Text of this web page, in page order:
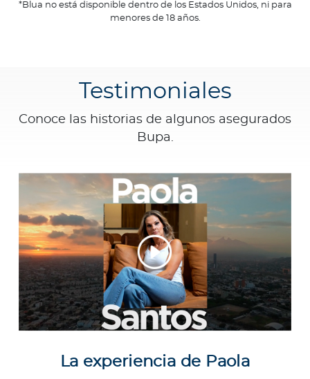
*Blua no está disponible dentro de los Estados Unidos, ni para
menores de 18 años.
Testimoniales
Conoce las historias de algunos asegurados
Bupa.
La experiencia de Paola